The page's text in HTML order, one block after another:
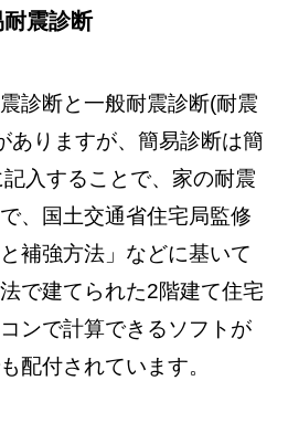
震診断
診断と一般耐震診断(耐震
ありますが、簡易診断は簡
入することで、家の耐震
、国土交通省住宅局監修
補強方法」などに基いて
で建てられた2階建て住宅
ンで計算できるソフトが
配付されています。